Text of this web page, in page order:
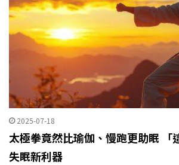
2025-07-18
太極拳竟然比瑜伽、慢跑更助眠 「
失眠新利器